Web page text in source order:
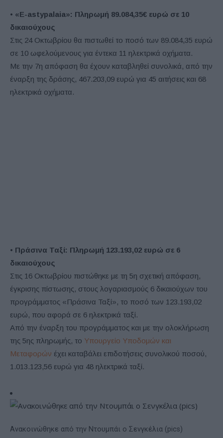
• «E-astypalaia»: Πληρωμή 89.084,35€ ευρώ σε 10
δικαιούχους
Στις 24 Οκτωβρίου θα πιστωθεί το ποσό των 89.084,35 ευρώ
σε 10 ωφελούμενους για έντεκα 11 ηλεκτρικά οχήματα.
Με την 7η απόφαση θα έχουν καταβληθεί συνολικά, από την
έναρξη της δράσης, 467.203,09 ευρώ για 45 αιτήσεις και 68
ηλεκτρικά οχήματα.
• Πράσινα Ταξί: Πληρωμή 123.193,02 ευρώ σε 6
δικαιούχους
Στις 16 Οκτωβρίου πιστώθηκε με τη 5η σχετική απόφαση,
έγκρισης πίστωσης, στους λογαριασμούς 6 δικαιούχων του
προγράμματος «Πράσινα Ταξί», το ποσό των 123.193,02
ευρώ, που αφορά σε 6 ηλεκτρικά ταξί.
Από την έναρξη του προγράμματος και με την ολοκλήρωση
της 5ης πληρωμής, το Υπουργείο Υποδομών και
Μεταφορών έχει καταβάλει επιδοτήσεις συνολικού ποσού,
1.013.123,56 ευρώ για 48 ηλεκτρικά ταξί.
Ανακοινώθηκε από την Ντουμπάι ο Σενγκέλια (pics)